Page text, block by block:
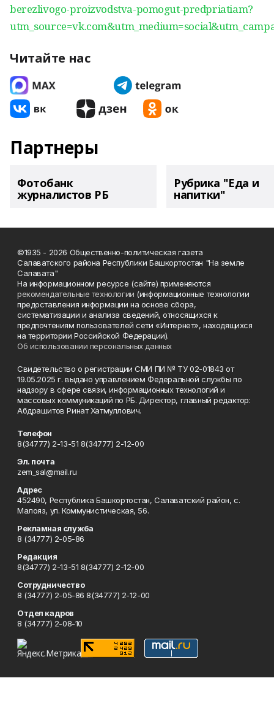
berezlivogo-proizvodstva-pomogut-predpriatiam?
Читайте нас
Партнеры
Фотобанк
журналистов РБ
Рубрика "Еда и
напитки"
©1935 - 2026 Общественно-политическая газета
Салаватского района Республики Башкортостан "На земле
Салавата"
На информационном ресурсе (сайте) применяются
рекомендательные технологии (информационные технологии
предоставления информации на основе сбора,
систематизации и анализа сведений, относящихся к
предпочтениям пользователей сети «Интернет», находящихся
на территории Российской Федерации).
Об использовании персональных данных
Свидетельство о регистрации СМИ ПИ № ТУ 02-01843 от
19.05.2025 г. выдано управлением Федеральной службы по
надзору в сфере связи, информационных технологий и
массовых коммуникаций по РБ. Директор, главный редактор:
Абдрашитов Ринат Хатмуллович.
Телефон
8(34777) 2-13-51 8(34777) 2-12-00
Эл. почта
zem_sal@mail.ru
Адрес
452490, Республика Башкортостан, Салаватский район, с.
Малояз, ул. Коммунистическая, 56.
Рекламная служба
8 (34777) 2-05-86
Редакция
8(34777) 2-13-51 8(34777) 2-12-00
Сотрудничество
8 (34777) 2-05-86 8(34777) 2-12-00
Отдел кадров
8 (34777) 2-08-10